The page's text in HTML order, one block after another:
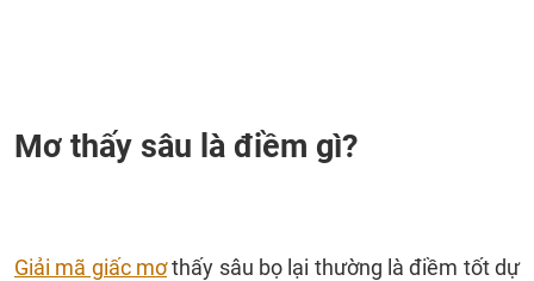
Mơ thấy sâu là điềm gì?
Giải mã giấc mơthấy sâu bọ lại thường là điềm tốt dự